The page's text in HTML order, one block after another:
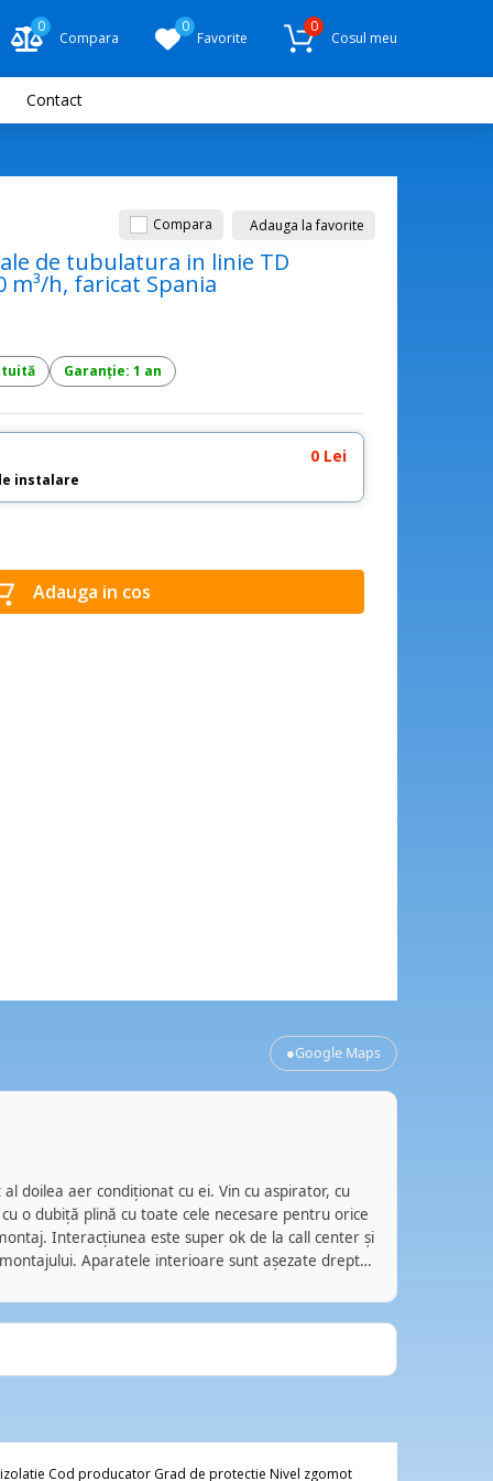
Compara
0
Favorite
0
Cosul meu
0
Contact
Compara Adauga la favorite
de tubulatura in linie TD
m³/h, faricat Spania
Garanție: 1 an
0 Lei
instalare
Adauga in cos
●Google Maps
doilea aer condiționat cu ei. Vin cu aspirator, cu
o dubiță plină cu toate cele necesare pentru orice
Interacțiunea este super ok de la call center și
Aparatele interioare sunt așezate drept
BTU în Pipera. Unul parcă e de anul trecut.
și dă din coadă bine. Eu îi recomand. Nu am nicio
și simplu așa au fost experiențele mele cu ei.
Cod producator Grad de protectie Nivel zgomot